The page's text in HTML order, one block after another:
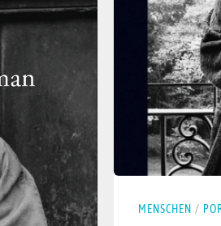
MENSCHEN /